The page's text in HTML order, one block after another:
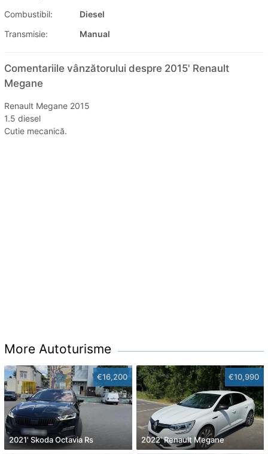
Combustibil:
Diesel
Transmisie:
Manual
Comentariile vânzătorului despre 2015' Renault
Megane
Renault Megane 2015
1.5 diesel
Cutie mecanică.
More Autoturisme
€16,200
2021' Skoda Octavia Rs
€10,990
2022' Renault Megane